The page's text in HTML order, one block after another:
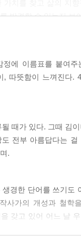
더 올 것이다. 그때
깐은 폼 날지언정
. 아무도 영원히 근
엇이다. 자존심은
간은 자존감 통장에
의 자연스러운 내성
나의 대견함을 ‘알아
발견할 수 있는지 보
치는 무엇인가요?”
또 달라서 표현의 개
낸다는 일은 얼마나
. 노랫말을 짓기 위해
늘의 기분은 왜 이
은 우리의 감정을
시 돌아와 우리의
신의 마음을 단단하게
어 고유의 특성과 의
책에서 가장 많은 단
가진 한계이자 잘못
정에 이름표를 붙여
, 따뜻함이 느껴진다
때가 있다. 그때 김
전부 아름답다는
.
생경한 단어를 쓰기
사가의 개성과 철
갖고 있어 어느 날